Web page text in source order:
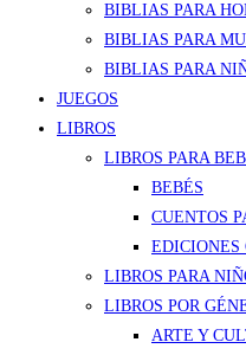
BIBLIAS PARA
BIBLIAS PARA
BIBLIAS PARA
JUEGOS
LIBROS
LIBROS PARA
BEBÉS
CUENTOS
EDICIONES
LIBROS PARA
LIBROS POR
ARTE Y